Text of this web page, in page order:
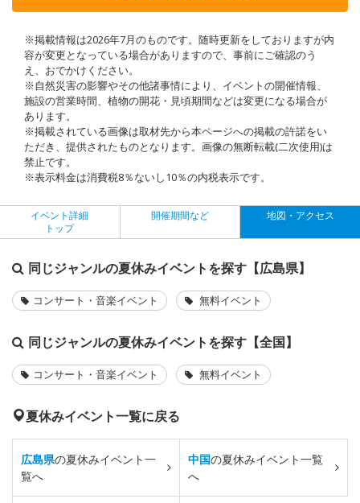
※掲載情報は2026年7月のものです。随時更新をしておりますが内
容が変更となっている場合がありますので、事前にご確認のう
え、おでかけください。
※自然災害の影響やその他諸事情により、イベントの開催情報、
施設の営業時間、植物の開花・見頃期間などは変更になる場合が
あります。
※掲載されている画像は取材先から本ページへの掲載の許諾をい
ただき、提供されたものとなります。画像の無断転載(二次使用)は
禁止です。
※表示料金は消費税8％ないし10％の内税表示です。
イベント詳細
トップ
開催期間など 地図・アクセス
同じジャンルの夏休みイベントを探す【広島県】
コンサート・音楽イベント 無料イベント
同じジャンルの夏休みイベントを探す【全国】
コンサート・音楽イベント 無料イベント
夏休みイベント一覧に戻る
広島県の夏休みイベント一
覧へ
中国の夏休みイベント一覧
へ